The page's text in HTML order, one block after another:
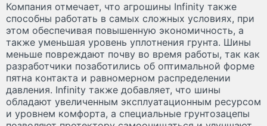
Компания отмечает, что агрошины Infinity также
способны работать в самых сложных условиях, при
этом обеспечивая повышенную экономичность, а
также уменьшая уровень уплотнения грунта. Шины
меньше повреждают почву во время работы, так как
разработчики позаботились об оптимальной форме
пятна контакта и равномерном распределении
давления. Infinity также добавляет, что шины
обладают увеличенным эксплуатационным ресурсом
и уровнем комфорта, а специальные грунтозацепы